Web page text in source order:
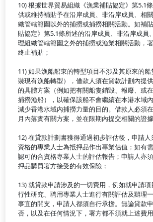
10) 根據世界貿易組織《漁業補貼協定》第5.1
供或維持補貼予在沿岸成員、非沿岸成員、相
織管轄範圍以外的捕撈或捕撈相關活動。如補
貼協定》第5.1條所述的沿岸成員、非沿岸成員
理組織管轄範圍之外的捕撈或漁業相關活動，
終止補貼；
11) 如果漁船船東的轉型項目不涉及其原來的
裝現有漁船轉型），借款人須在貸款計劃內提
的具體方案（例如把有關船隻銷毀、報廢、或
捕撈漁船），以確保該船不會繼續在本港水域
減少香港水域內捕撈力量的目的。借款人必須
月內落實有關方案，並在限期內提交相關的證據
12) 在貸款計劃書獲得通過初步評估後，申請
資格的專業人士為抵押品作出專業估值；如有
認可的合資格專業人士的評估報告；申請人亦
押品購買署方接受的有效保險；
13) 就貸款申請涉及的一切費用，例如就申請
行性研究、聘用專業人士進行有關評估及辦理
事宜的開支，申請人都須自行承擔。無論貸款
否，以及在任何情況下，署方都不須就上述費